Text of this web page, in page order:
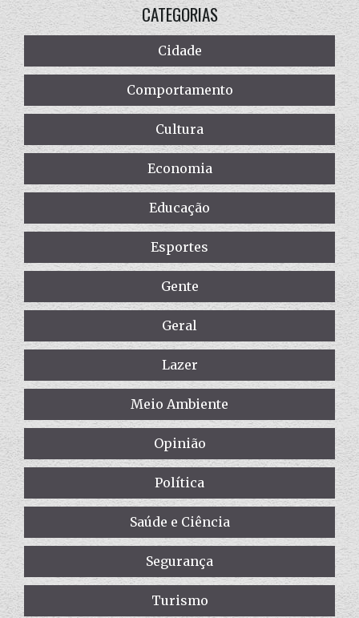
CATEGORIAS
Cidade
Comportamento
Cultura
Economia
Educação
Esportes
Gente
Geral
Lazer
Meio Ambiente
Opinião
Política
Saúde e Ciência
Segurança
Turismo